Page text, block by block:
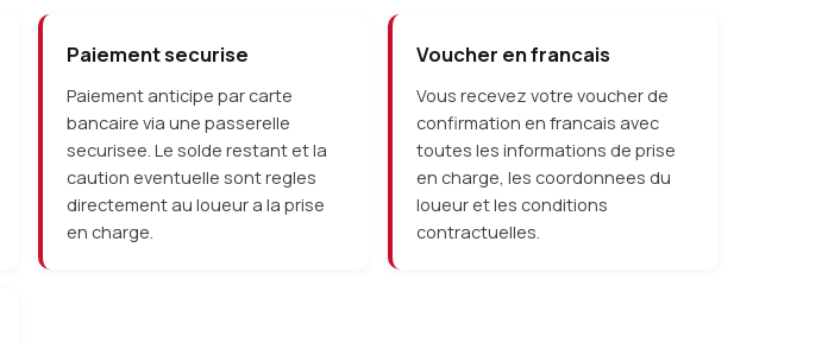
Paiement securise
Paiement anticipe par carte
bancaire via une passerelle
securisee. Le solde restant et la
caution eventuelle sont regles
directement au loueur a la prise
en charge.
Voucher en francais
Vous recevez votre voucher de
confirmation en francais avec
toutes les informations de prise
en charge, les coordonnees du
loueur et les conditions
contractuelles.